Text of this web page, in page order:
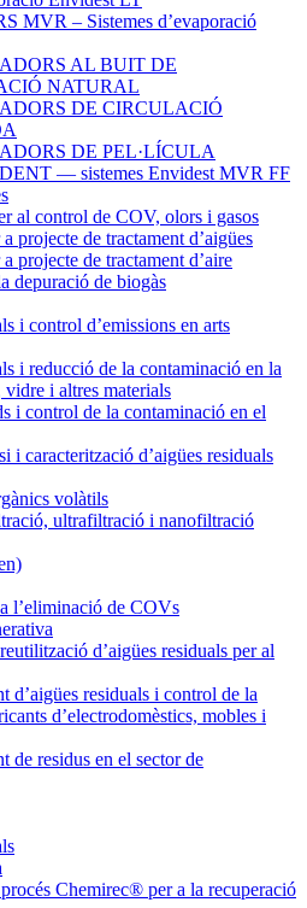
MVR – Sistemes d’evaporació
AL BUIT DE
NATURAL
DE CIRCULACIÓ
DE PEL·LÍCULA
— sistemes Envidest MVR FF
al control de COV, olors i gasos
projecte de tractament d’aigües
projecte de tractament d’aire
depuració de biogàs
i control d’emissions en arts
i reducció de la contaminació en la
i altres materials
i control de la contaminació en el
i caracterització d’aigües residuals
volàtils
ultrafiltració i nanofiltració
l’eliminació de COVs
d’aigües residuals per al
d’aigües residuals i control de la
d’electrodomèstics, mobles i
de residus en el sector de
Chemirec® per a la recuperació